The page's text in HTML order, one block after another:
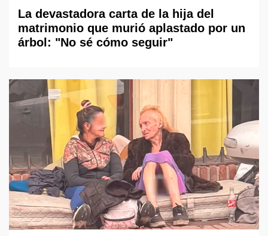
La devastadora carta de la hija del
matrimonio que murió aplastado por un
árbol: "No sé cómo seguir"